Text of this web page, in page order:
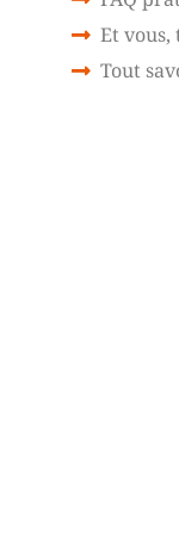
Et
Tout